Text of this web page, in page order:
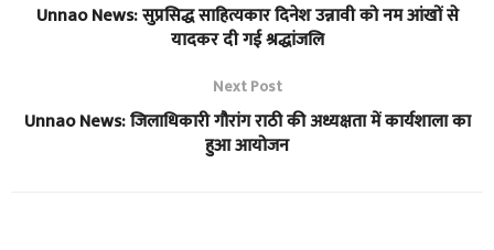
Unnao News: सुप्रसिद्ध साहित्यकार दिनेश उन्नावी को नम आंखों से
यादकर दी गई श्रद्धांजलि
Next Post
Unnao News: जिलाधिकारी गौरांग राठी की अध्यक्षता में कार्यशाला का
हुआ आयोजन